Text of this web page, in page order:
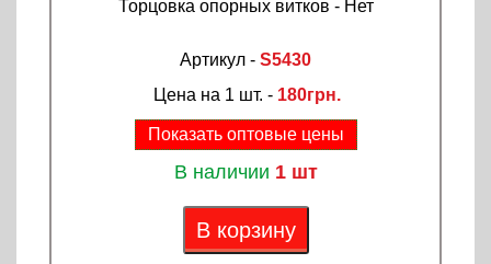
Торцовка опорных витков - Нет
Артикул - S5430
Цена на 1 шт. - 180грн.
Показать оптовые цены
В наличии 1 шт
В корзину